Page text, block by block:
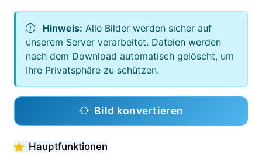
Hinweis: Alle Bilder werden sicher auf
unserem Server verarbeitet. Dateien werden
nach dem Download automatisch gelöscht, um
Ihre Privatsphäre zu schützen.
Bild konvertieren
Hauptfunktionen